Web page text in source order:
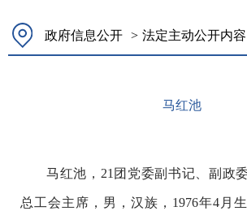
政府信息公开 > 法定主动公开内容
马红池
马红池，21团党委副书记、副政
总工会主席，男，汉族，1976年4月